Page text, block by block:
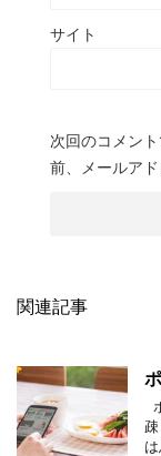
サイト
次回のコメン
前、メールアド
関連記事